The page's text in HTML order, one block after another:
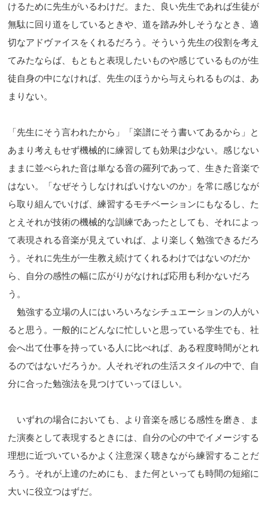
けるために先生がいるわけだ。また、良い先生であれば生徒が
無駄に回り道をしているときや、道を踏み外しそうなとき、適
切なアドヴァイスをくれるだろう。そういう先生の役割を考え
てみたならば、もともと表現したいものや感じているものが生
徒自身の中になければ、先生のほうから与えられるものは、あ
まりない。
「先生にそう言われたから」「楽譜にそう書いてあるから」と
あまり考えもせず機械的に練習しても効果は少ない。感じない
ままに並べられた音は単なる音の羅列であって、生きた音楽で
はない。「なぜそうしなければいけないのか」を常に感じなが
ら取り組んでいけば、練習するモチベーションにもなるし、た
とえそれが技術の機械的な訓練であったとしても、それによっ
て表現される音楽が見えていれば、より楽しく勉強できるだろ
う。それに先生が一生教え続けてくれるわけではないのだか
ら、自分の感性の幅に広がりがなければ応用も利かないだろ
う。
勉強する立場の人にはいろいろなシチュエーションの人がい
ると思う。一般的にどんなに忙しいと思っている学生でも、社
会へ出て仕事を持っている人に比べれば、ある程度時間がとれ
るのではないだろうか。人それぞれの生活スタイルの中で、自
分に合った勉強法を見つけていってほしい。
いずれの場合においても、より音楽を感じる感性を磨き、ま
た演奏として表現するときには、自分の心の中でイメージする
理想に近づいているかよく注意深く聴きながら練習することだ
ろう。それが上達のためにも、また何といっても時間の短縮に
大いに役立つはずだ。